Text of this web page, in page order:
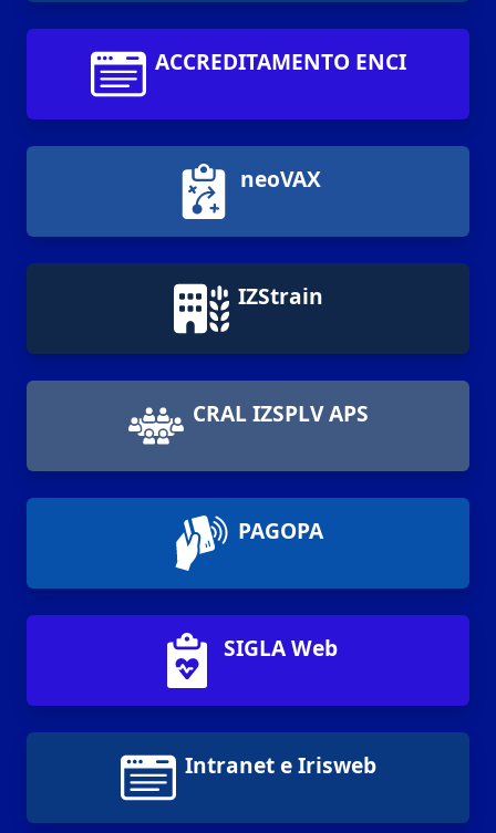
ACCREDITAMENTO ENCI
neoVAX
IZStrain
CRAL IZSPLV APS
PAGOPA
SIGLA Web
Intranet e Irisweb